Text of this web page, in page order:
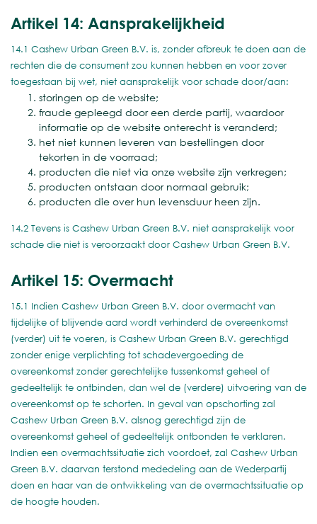
Artikel 14: Aansprakelijkheid
14.1 Cashew Urban Green B.V. is, zonder afbreuk te doen aan de
rechten die de consument zou kunnen hebben en voor zover
toegestaan bij wet, niet aansprakelijk voor schade door/aan:
storingen op de website;
fraude gepleegd door een derde partij, waardoor
informatie op de website onterecht is veranderd;
het niet kunnen leveren van bestellingen door
tekorten in de voorraad;
producten die niet via onze website zijn verkregen;
producten ontstaan door normaal gebruik;
producten die over hun levensduur heen zijn.
14.2 Tevens is Cashew Urban Green B.V. niet aansprakelijk voor
schade die niet is veroorzaakt door Cashew Urban Green B.V.
Artikel 15: Overmacht
15.1 Indien Cashew Urban Green B.V. door overmacht van
tijdelijke of blijvende aard wordt verhinderd de overeenkomst
(verder) uit te voeren, is Cashew Urban Green B.V. gerechtigd
zonder enige verplichting tot schadevergoeding de
overeenkomst zonder gerechtelijke tussenkomst geheel of
gedeeltelijk te ontbinden, dan wel de (verdere) uitvoering van de
overeenkomst op te schorten. In geval van opschorting zal
Cashew Urban Green B.V. alsnog gerechtigd zijn de
overeenkomst geheel of gedeeltelijk ontbonden te verklaren.
Indien een overmachtssituatie zich voordoet, zal Cashew Urban
Green B.V. daarvan terstond mededeling aan de Wederpartij
doen en haar van de ontwikkeling van de overmachtssituatie op
de hoogte houden.